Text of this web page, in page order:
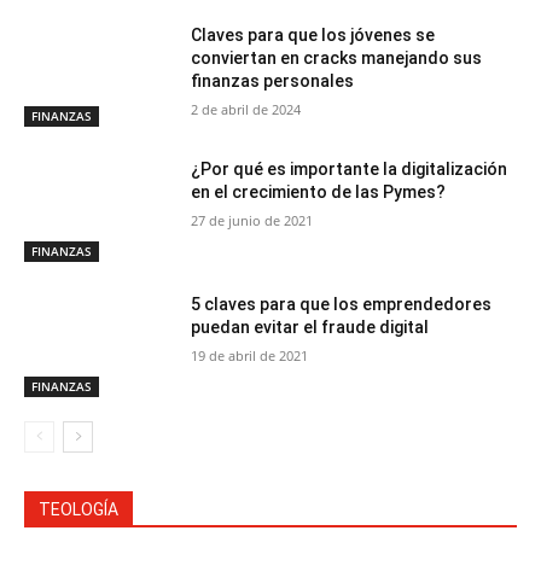
FINANZAS
Claves para que los jóvenes se
conviertan en cracks manejando sus
finanzas personales
2 de abril de 2024
FINANZAS
¿Por qué es importante la digitalización
en el crecimiento de las Pymes?
27 de junio de 2021
FINANZAS
5 claves para que los emprendedores
puedan evitar el fraude digital
19 de abril de 2021
TEOLOGÍA